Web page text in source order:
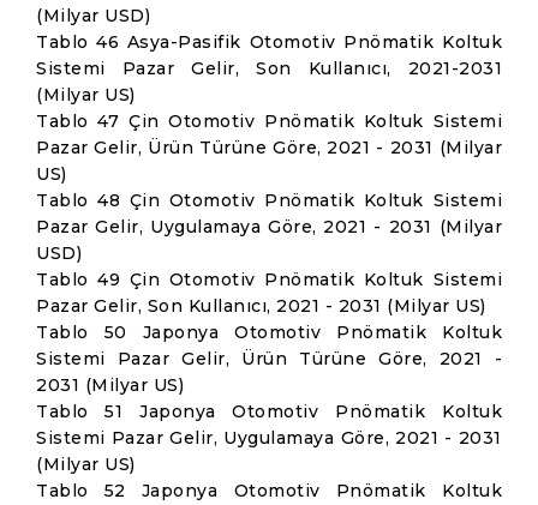
(Milyar USD)
Tablo 46 Asya-Pasifik Otomotiv Pnömatik Koltuk
Sistemi Pazar Gelir, Son Kullanıcı, 2021-2031
(Milyar US)
Tablo 47 Çin Otomotiv Pnömatik Koltuk Sistemi
Pazar Gelir, Ürün Türüne Göre, 2021 - 2031 (Milyar
US)
Tablo 48 Çin Otomotiv Pnömatik Koltuk Sistemi
Pazar Gelir, Uygulamaya Göre, 2021 - 2031 (Milyar
USD)
Tablo 49 Çin Otomotiv Pnömatik Koltuk Sistemi
Pazar Gelir, Son Kullanıcı, 2021 - 2031 (Milyar US)
Tablo 50 Japonya Otomotiv Pnömatik Koltuk
Sistemi Pazar Gelir, Ürün Türüne Göre, 2021 -
2031 (Milyar US)
Tablo 51 Japonya Otomotiv Pnömatik Koltuk
Sistemi Pazar Gelir, Uygulamaya Göre, 2021 - 2031
(Milyar US)
Tablo 52 Japonya Otomotiv Pnömatik Koltuk